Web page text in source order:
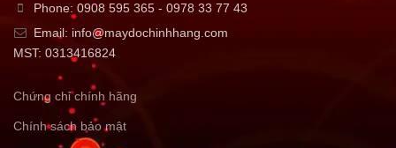
Phone: 0908 595 365 - 0978 33 77 43
Email: info@maydochinhhang.com
MST: 0313416824
Chứng chỉ chính hãng
Chính sách bảo mật